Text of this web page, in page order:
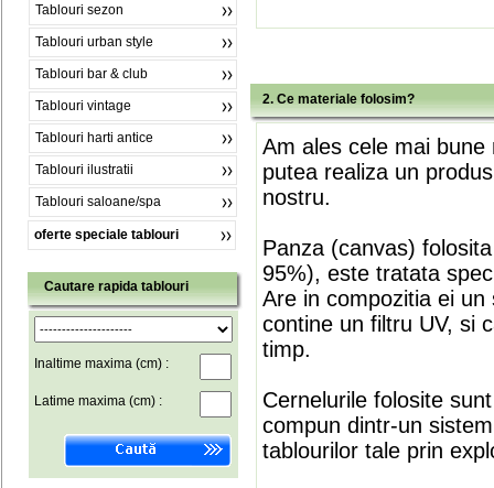
Tablouri sezon
Tablouri urban style
Tablouri bar & club
Tablouri vintage
Tablouri harti antice
Tablouri ilustratii
Tablouri saloane/spa
oferte speciale tablouri
Cautare rapida tablouri
Inaltime maxima (cm) :
Latime maxima (cm) :
2. Ce materiale folosim?
Am ales cele mai
putea realiza un
nostru.
Panza (canvas)
95%), este tratata
Are in compozitia ei
contine un filtru UV, si
timp.
Cernelurile folosite
compun dintr-un
tablourilor tale prin